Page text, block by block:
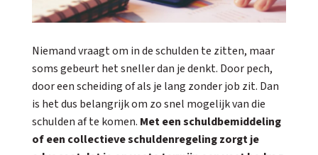
Niemand vraagt om in de schulden te zitten, maar
soms gebeurt het sneller dan je denkt. Door pech,
door een scheiding of als je lang zonder job zit. Dan
is het dus belangrijk om zo snel mogelijk van die
schulden af te komen. Met een schuldbemiddeling
of een collectieve schuldenregeling zorgt je